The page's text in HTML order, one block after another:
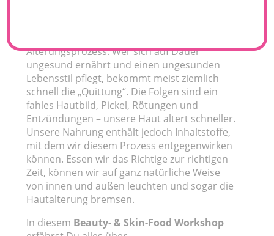
Alterungsprozess. Wer sich auf Dauer
ungesund ernährt und einen ungesunden
Lebensstil pflegt, bekommt meist ziemlich
schnell die „Quittung“. Die Folgen sind ein
fahles Hautbild, Pickel, Rötungen und
Entzündungen – unsere Haut altert schneller.
Unsere Nahrung enthält jedoch Inhaltstoffe,
mit dem wir diesem Prozess entgegenwirken
können. Essen wir das Richtige zur richtigen
Zeit, können wir auf ganz natürliche Weise
von innen und außen leuchten und sogar die
Hautalterung bremsen.
In diesem Beauty- & Skin-Food Workshop